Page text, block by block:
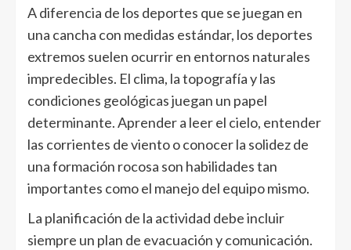
A diferencia de los deportes que se juegan en
una cancha con medidas estándar, los deportes
extremos suelen ocurrir en entornos naturales
impredecibles. El clima, la topografía y las
condiciones geológicas juegan un papel
determinante. Aprender a leer el cielo, entender
las corrientes de viento o conocer la solidez de
una formación rocosa son habilidades tan
importantes como el manejo del equipo mismo.
La planificación de la actividad debe incluir
siempre un plan de evacuación y comunicación.